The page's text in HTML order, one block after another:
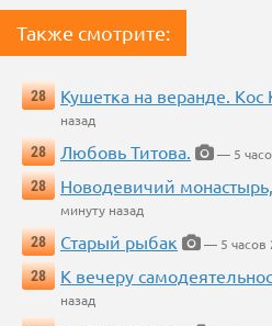
Также смотрите:
28 Кушетка на веранде. Кос
назад
28
Любовь Титова.
— 5
28
Новодевичий
минуту назад
28
Старый рыбак
— 5 часов
28
К вечеру
назад